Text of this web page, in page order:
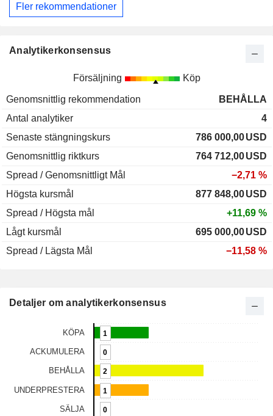
Fler rekommendationer
Analytikerkonsensus
Försäljning Köp
Genomsnittlig rekommendation
BEHÅLLA
Antal analytiker
4
Senaste stängningskurs
786 000,00USD
Genomsnittlig riktkurs
764 712,00USD
Spread / Genomsnittligt Mål
−2,71 %
Högsta kursmål
877 848,00USD
Spread / Högsta mål
+11,69 %
Lågt kursmål
695 000,00USD
Spread / Lägsta Mål
−11,58 %
Detaljer om analytikerkonsensus